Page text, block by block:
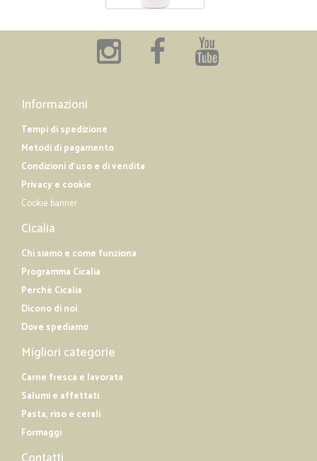
Informazioni
Tempi di spedizione
Metodi di pagamento
Condizioni d'uso e di vendita
Privacy e cookie
Cookie banner
Cicalia
Chi siamo e come funziona
Programma Cicalia
Perché Cicalia
Dicono di noi
Dove spediamo
Migliori categorie
Carne fresca e lavorata
Salumi e affettati
Pasta, riso e cerali
Formaggi